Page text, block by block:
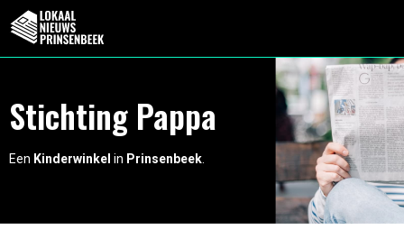
Stichting Pappa
Een Kinderwinkel in Prinsenbeek